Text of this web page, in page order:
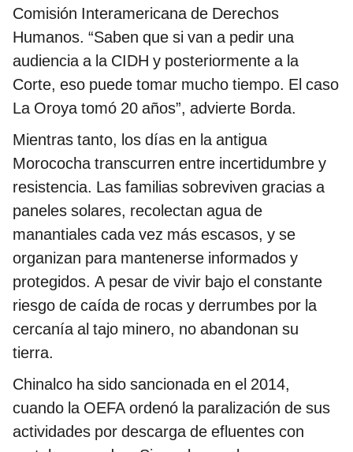
Comisión Interamericana de Derechos
Humanos. “Saben que si van a pedir una
audiencia a la CIDH y posteriormente a la
Corte, eso puede tomar mucho tiempo. El caso
La Oroya tomó 20 años”, advierte Borda.
Mientras tanto, los días en la antigua
Morococha transcurren entre incertidumbre y
resistencia. Las familias sobreviven gracias a
paneles solares, recolectan agua de
manantiales cada vez más escasos, y se
organizan para mantenerse informados y
protegidos. A pesar de vivir bajo el constante
riesgo de caída de rocas y derrumbes por la
cercanía al tajo minero, no abandonan su
tierra.
Chinalco ha sido sancionada en el 2014,
cuando la OEFA ordenó la paralización de sus
actividades por descarga de efluentes con